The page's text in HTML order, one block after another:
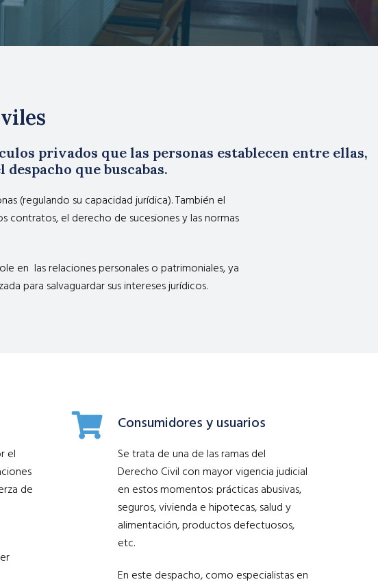
privados que las personas establecen entre ellas,
que buscabas.
(regulando su capacidad jurídica). También el
contratos, el derecho de sucesiones y las normas
en las relaciones personales o patrimoniales, ya
para salvaguardar sus intereses jurídicos.
el
de
Consumidores y usuarios
Se trata de una de las ramas del
Derecho Civil con mayor vigencia judicial
en estos momentos: prácticas abusivas,
seguros, vivienda e hipotecas, salud y
alimentación, productos defectuosos,
etc.
En este despacho, como especialistas en